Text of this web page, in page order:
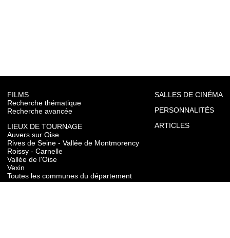
FILMS
Recherche thématique
Recherche avancée
LIEUX DE TOURNAGE
Auvers sur Oise
Rives de Seine - Vallée de Montmorency
Roissy - Carnelle
Vallée de l'Oise
Vexin
Toutes les communes du département
SALLES DE CINÉMA
PERSONNALITÉS
ARTICLES